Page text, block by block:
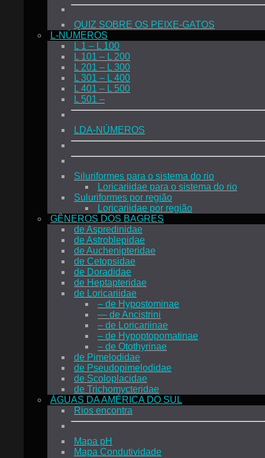
QUIZ SOBRE OS PEIXE-GATOS
L-NÚMEROS
L 1 – L 100
L 101 – L 200
L 201 – L 300
L 301 – L 400
L 401 – L 500
L 501 –
LDA-NÚMEROS
Siluriformes para o sistema do rio
Loricariidae para o sistema do rio
Suluriformes por região
Loricariidae por região
GÊNEROS DOS BAGRES
de Aspredinidae
de Astroblepidae
de Auchenipteridae
de Cetopsidae
de Doradidae
de Heptapteridae
de Loricariidae
– de Hypostominae
— de Ancistrini
– de Loricariinae
– de Hypoptopomatinae
– de Otothyrinae
de Pimelodidae
de Pseudopimelodidae
de Scoloplacidae
de Trichomycteridae
ÁGUAS DA AMÉRICA DO SUL
Rios encontra
Mapa pH
Mapa Condutividade